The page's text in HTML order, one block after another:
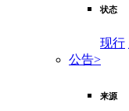
状态
现行
公告>
来源